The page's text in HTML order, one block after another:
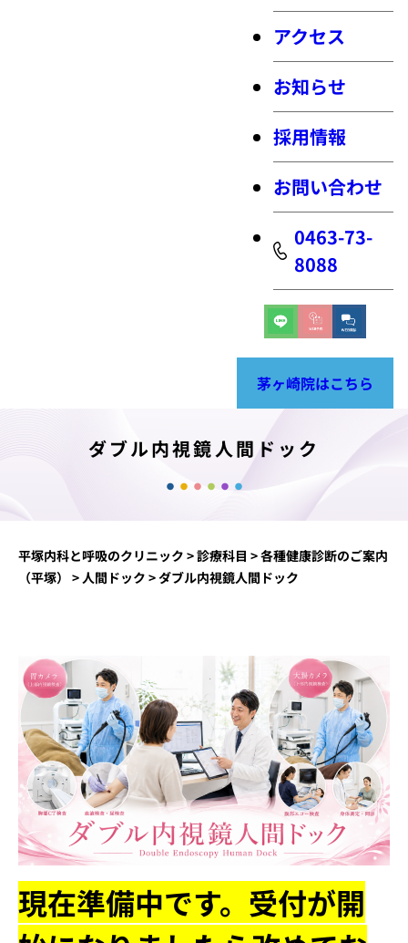
アクセス
お知らせ
採用情報
お問い合わせ
0463-73-
8088
茅ヶ崎院はこちら
ダブル内視鏡人間ドック
平塚内科と呼吸のクリニック >診療科目 >各種健康診断のご案内
（平塚） >人間ドック >ダブル内視鏡人間ドック
現在準備中です。受付が開